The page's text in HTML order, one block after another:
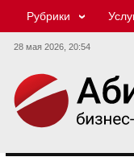
Рубрики
28 мая 2026, 20:54